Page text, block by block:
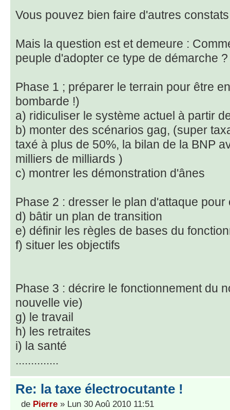
Vous pouvez bien faire d'autres
Mais la question est et demeure :
peuple d'adopter ce type de démarche ?
Phase 1 ; préparer le terrain pour être
bombarde !)
a) ridiculiser le système actuel à partir
b) monter des scénarios gag, (super
taxé à plus de 50%, la bilan de la BNP
milliers de milliards )
c) montrer les démonstration d'ânes
Phase 2 : dresser le plan d'attaque pour
d) bâtir un plan de transition
e) définir les règles de bases du
f) situer les objectifs
Phase 3 : décrire le fonctionnement du
nouvelle vie)
g) le travail
h) les retraites
i) la santé
..............
Re: la taxe électrocutante !
de Pierre » Lun 30 Aoû 2010 11:51